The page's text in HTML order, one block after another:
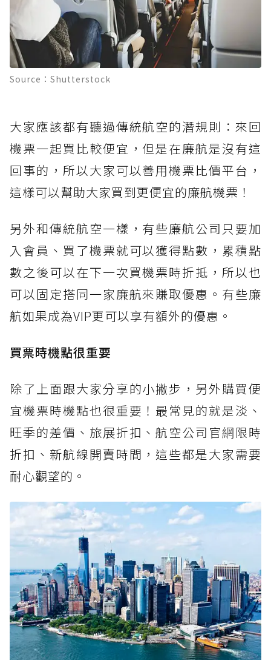
Source：Shutterstock
大家應該都有聽過傳統航空的潛規則：來回
機票一起買比較便宜，但是在廉航是沒有這
回事的，所以大家可以善用機票比價平台，
這樣可以幫助大家買到更便宜的廉航機票！
另外和傳統航空一樣，有些廉航公司只要加
入會員、買了機票就可以獲得點數，累積點
數之後可以在下一次買機票時折抵，所以也
可以固定搭同一家廉航來賺取優惠。有些廉
航如果成為VIP更可以享有額外的優惠。
買票時機點很重要
除了上面跟大家分享的小撇步，另外購買便
宜機票時機點也很重要！最常見的就是淡、
旺季的差價、旅展折扣、航空公司官網限時
折扣、新航線開賣時間，這些都是大家需要
耐心觀望的。